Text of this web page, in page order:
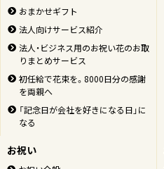
おまかせギフト
法人向けサービス紹介
法人・ビジネス用のお祝い花のお取
りまとめサービス
初任給で花束を。8000日分の感謝
を両親へ
「記念日が会社を好きになる日」に
なる
お祝い